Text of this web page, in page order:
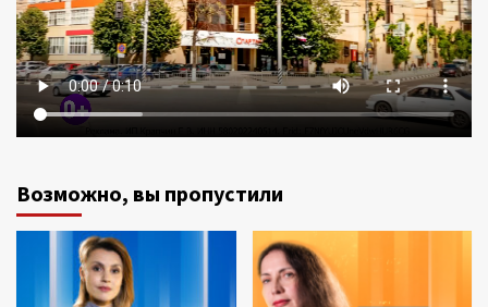
Возможно, вы пропустили